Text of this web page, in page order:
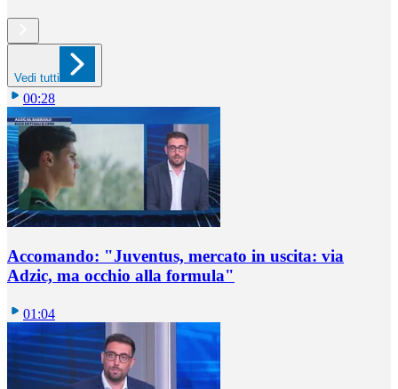
Vedi tutti
00:28
Accomando: "Juventus, mercato in uscita: via
Adzic, ma occhio alla formula"
01:04